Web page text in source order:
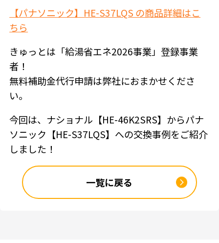
【パナソニック】HE-S37LQS の商品詳細はこ
ちら
きゅっとは「給湯省エネ2026事業」登録事業
者！
無料補助金代行申請は弊社におまかせくださ
い。
今回は、ナショナル【HE-46K2SRS】からパナ
ソニック【HE-S37LQS】への交換事例をご紹介
しました！
一覧に戻る